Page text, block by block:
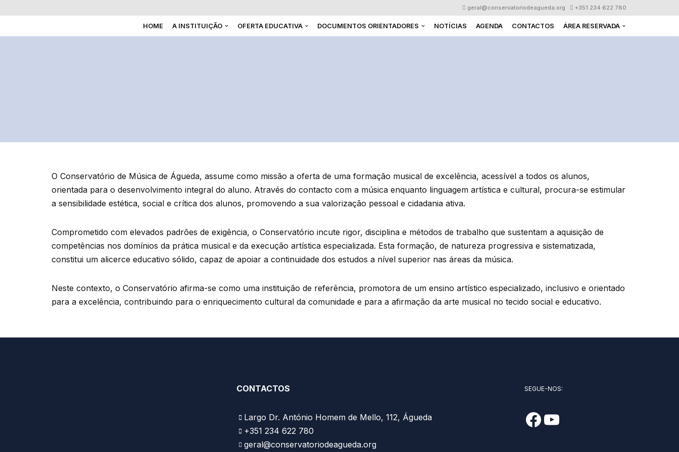
geral@conservatoriodeagueda.org +351 234 622 780
HOME A INSTITUIÇÃO OFERTA EDUCATIVA DOCUMENTOS ORIENTADORES NOTÍCIAS AGENDA CONTACTOS ÁREA RESERVADA
O Conservatório de Música de Águeda, assume como missão a oferta de uma formação musical de excelência, acessível a todos os alunos,
orientada para o desenvolvimento integral do aluno. Através do contacto com a música enquanto linguagem artística e cultural, procura-se estimular
a sensibilidade estética, social e crítica dos alunos, promovendo a sua valorização pessoal e cidadania ativa.
Comprometido com elevados padrões de exigência, o Conservatório incute rigor, disciplina e métodos de trabalho que sustentam a aquisição de
competências nos domínios da prática musical e da execução artística especializada. Esta formação, de natureza progressiva e sistematizada,
constitui um alicerce educativo sólido, capaz de apoiar a continuidade dos estudos a nível superior nas áreas da música.
Neste contexto, o Conservatório afirma-se como uma instituição de referência, promotora de um ensino artístico especializado, inclusivo e orientado
para a excelência, contribuindo para o enriquecimento cultural da comunidade e para a afirmação da arte musical no tecido social e educativo.
CONTACTOS
Largo Dr. António Homem de Mello, 112, Águeda
+351 234 622 780
geral@conservatoriodeagueda.org
SEGUE-NOS: